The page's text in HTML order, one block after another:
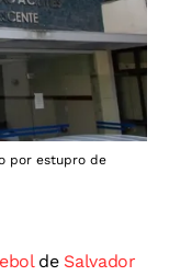
por estupro de
de Salvador